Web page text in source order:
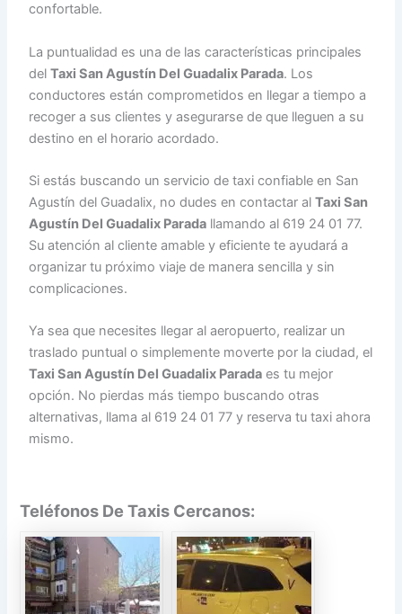
confortable.
La puntualidad es una de las características principales
delTaxi San Agustín Del Guadalix Parada. Los
conductores están comprometidos en llegar a tiempo a
recoger a sus clientes y asegurarse de que lleguen a su
destino en el horario acordado.
Si estás buscando un servicio de taxi confiable en San
Agustín del Guadalix, no dudes en contactar alTaxi San
Agustín Del Guadalix Parada llamando al 619 24 01 77.
Su atención al cliente amable y eficiente te ayudará a
organizar tu próximo viaje de manera sencilla y sin
complicaciones.
Ya sea que necesites llegar al aeropuerto, realizar un
traslado puntual o simplemente moverte por la ciudad, el
Taxi San Agustín Del Guadalix Parada es tu mejor
opción. No pierdas más tiempo buscando otras
alternativas, llama al 619 24 01 77 y reserva tu taxi ahora
mismo.
Teléfonos De Taxis Cercanos: